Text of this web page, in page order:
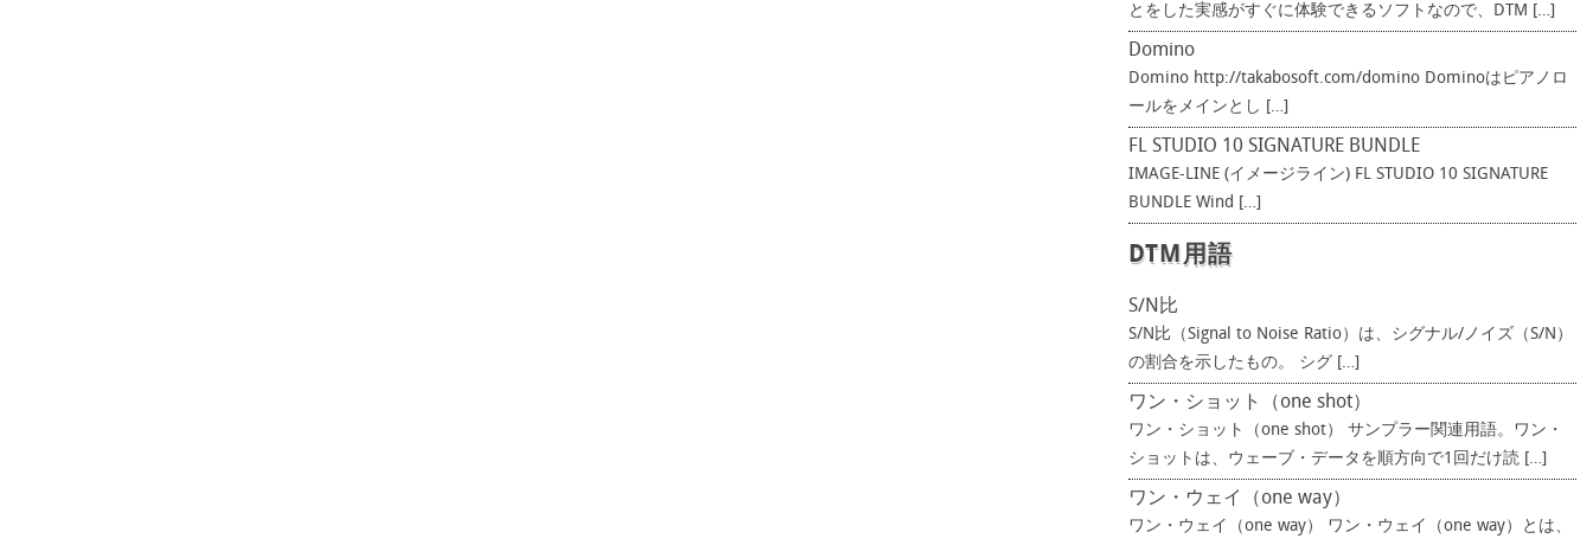
とをした実感がすぐに体験できるソフトなので、DTM […]
Domino
Domino http://takabosoft.com/domino Dominoはピアノロ
ールをメインとし […]
FL STUDIO 10 SIGNATURE BUNDLE
IMAGE-LINE (イメージライン) FL STUDIO 10 SIGNATURE
BUNDLE Wind […]
DTM用語
S/N比
S/N比（Signal to Noise Ratio）は、シグナル/ノイズ（S/N）
の割合を示したもの。 シグ […]
ワン・ショット（one shot）
ワン・ショット（one shot） サンプラー関連用語。ワン・
ショットは、ウェーブ・データを順方向で1回だけ読 […]
ワン・ウェイ（one way）
ワン・ウェイ（one way） ワン・ウェイ（one way）とは、